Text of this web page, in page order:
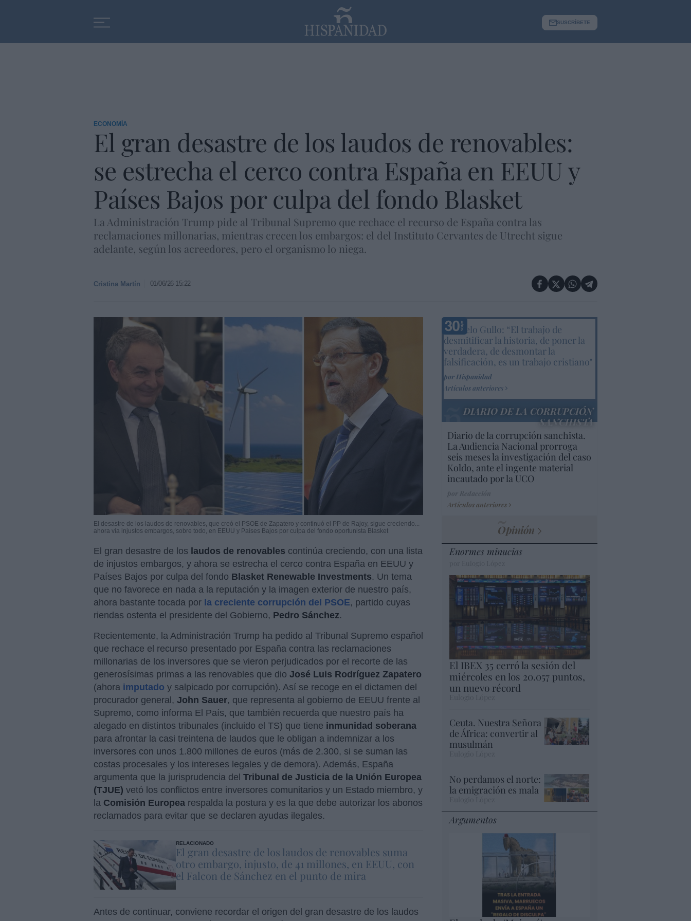
SUSCRÍBETE
ECONOMÍA
El gran desastre de los laudos de renovables:
se estrecha el cerco contra España en EEUU y
Países Bajos por culpa del fondo Blasket
La Administración Trump pide al Tribunal Supremo que rechace el recurso de España contra las
reclamaciones millonarias, mientras crecen los embargos: el del Instituto Cervantes de Utrecht sigue
adelante, según los acreedores, pero el organismo lo niega.
Cristina Martín 01/06/26 15:22
El desastre de los laudos de renovables, que creó el PSOE de Zapatero y continuó el PP de Rajoy, sigue creciendo...
ahora vía injustos embargos, sobre todo, en EEUU y Países Bajos por culpa del fondo oportunista Blasket
El gran desastre de los laudos de renovables continúa creciendo, con una lista
de injustos embargos, y ahora se estrecha el cerco contra España en EEUU y
Países Bajos por culpa del fondo Blasket Renewable Investments. Un tema
que no favorece en nada a la reputación y la imagen exterior de nuestro país,
ahora bastante tocada por la creciente corrupción del PSOE, partido cuyas
riendas ostenta el presidente del Gobierno, Pedro Sánchez.
Recientemente, la Administración Trump ha pedido al Tribunal Supremo español
que rechace el recurso presentado por España contra las reclamaciones
millonarias de los inversores que se vieron perjudicados por el recorte de las
generosísimas primas a las renovables que dio José Luis Rodríguez Zapatero
(ahora imputado y salpicado por corrupción). Así se recoge en el dictamen del
procurador general, John Sauer, que representa al gobierno de EEUU frente al
Supremo, como informa El País, que también recuerda que nuestro país ha
alegado en distintos tribunales (incluido el TS) que tiene inmunidad soberana
para afrontar la casi treintena de laudos que le obligan a indemnizar a los
inversores con unos 1.800 millones de euros (más de 2.300, si se suman las
costas procesales y los intereses legales y de demora). Además, España
argumenta que la jurisprudencia del Tribunal de Justicia de la Unión Europea
(TJUE) vetó los conflictos entre inversores comunitarios y un Estado miembro, y
la Comisión Europea respalda la postura y es la que debe autorizar los abonos
reclamados para evitar que se declaren ayudas ilegales.
RELACIONADO
El gran desastre de los laudos de renovables suma
otro embargo, injusto, de 41 millones, en EEUU, con
el Falcon de Sánchez en el punto de mira
Antes de continuar, conviene recordar el origen del gran desastre de los laudos
Marcelo Gullo: “El trabajo de
desmitificar la historia, de poner la
verdadera, de desmontar la
falsificación, es un trabajo cristiano"
por Hispanidad
Artículos anteriores
DIARIO DE LA CORRUPCIÓN
SANCHISTA
Diario de la corrupción sanchista.
La Audiencia Nacional prorroga
seis meses la investigación del caso
Koldo, ante el ingente material
incautado por la UCO
Artículos anteriores
Opinión
Enormes minucias
El IBEX 35 cerró la sesión del
miércoles en los 20.057 puntos,
un nuevo récord
Ceuta. Nuestra Señora
de África: convertir al
musulmán
No perdamos el norte:
la emigración es mala
Argumentos